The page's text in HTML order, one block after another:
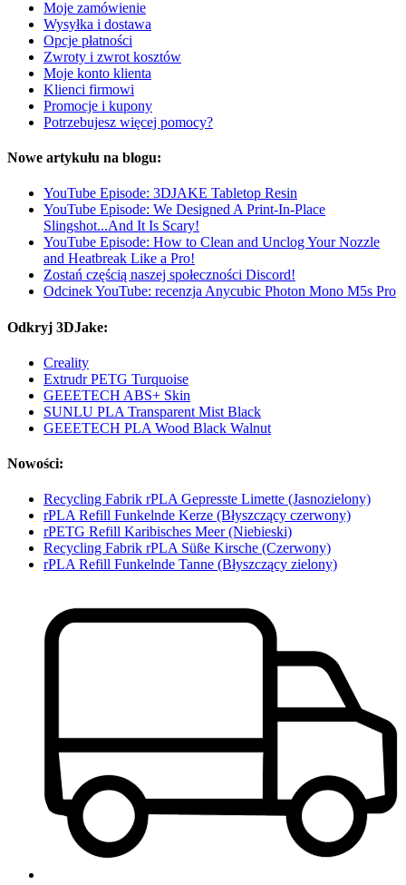
Moje zamówienie
Wysyłka i dostawa
Opcje płatności
Zwroty i zwrot kosztów
Moje konto klienta
Klienci firmowi
Promocje i kupony
Potrzebujesz więcej pomocy?
Nowe artykułu na blogu:
YouTube Episode: 3DJAKE Tabletop Resin
YouTube Episode: We Designed A Print-In-Place
Slingshot...And It Is Scary!
YouTube Episode: How to Clean and Unclog Your Nozzle
and Heatbreak Like a Pro!
Zostań częścią naszej społeczności Discord!
Odcinek YouTube: recenzja Anycubic Photon Mono M5s Pro
Odkryj 3DJake:
Creality
Extrudr PETG Turquoise
GEEETECH ABS+ Skin
SUNLU PLA Transparent Mist Black
GEEETECH PLA Wood Black Walnut
Nowości:
Recycling Fabrik rPLA Gepresste Limette (Jasnozielony)
rPLA Refill Funkelnde Kerze (Błyszczący czerwony)
rPETG Refill Karibisches Meer (Niebieski)
Recycling Fabrik rPLA Süße Kirsche (Czerwony)
rPLA Refill Funkelnde Tanne (Błyszczący zielony)